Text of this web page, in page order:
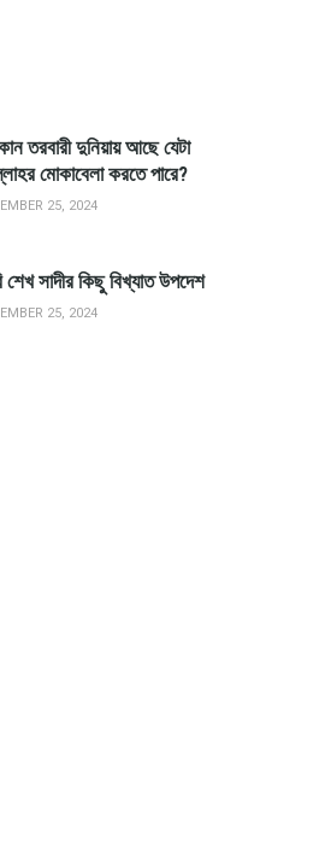
তরবারী দুনিয়ায় আছে যেটা
মোকাবেলা করতে পারে?
25, 2024
শেখ সাদীর কিছু বিখ্যাত উপদেশ
25, 2024